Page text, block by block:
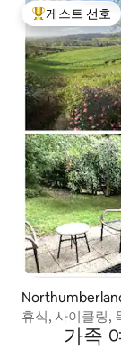
상위 게스트 선
게스트 선호
휴식, 사이클링,
가족